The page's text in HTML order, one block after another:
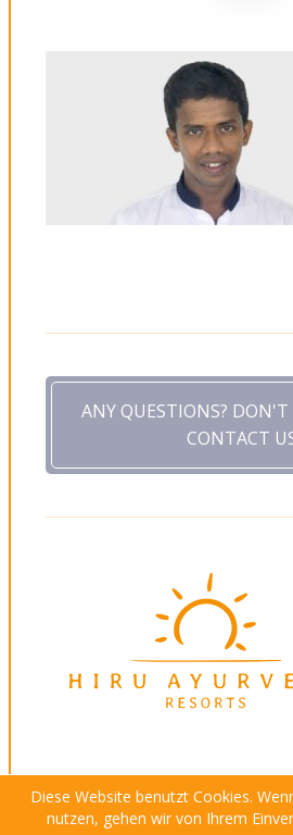
ANY QUESTIONS?
CONTACT
Diese Website benutzt Cookies.
nutzen, gehen wir von Ihrem